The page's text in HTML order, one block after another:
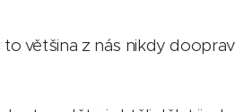
většina z nás nikdy